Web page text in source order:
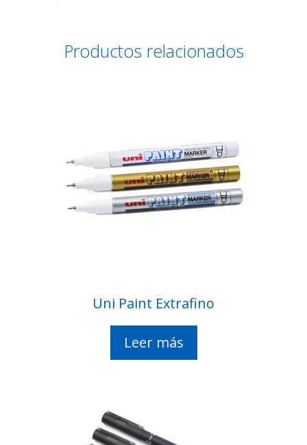
Productos relacionados
Uni Paint Extrafino
Leer más